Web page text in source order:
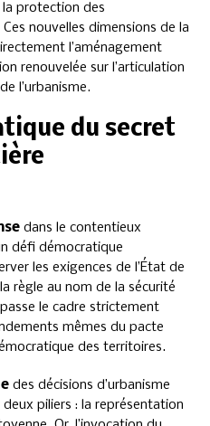
la protection des
Ces nouvelles dimensions de la
l’aménagement
renouvelée sur l’articulation
l’urbanisme.
du secret
dans le contentieux
défi démocratique
les exigences de l’État de
règle au nom de la sécurité
le cadre strictement
mêmes du pacte
des territoires.
des décisions d’urbanisme
piliers : la représentation